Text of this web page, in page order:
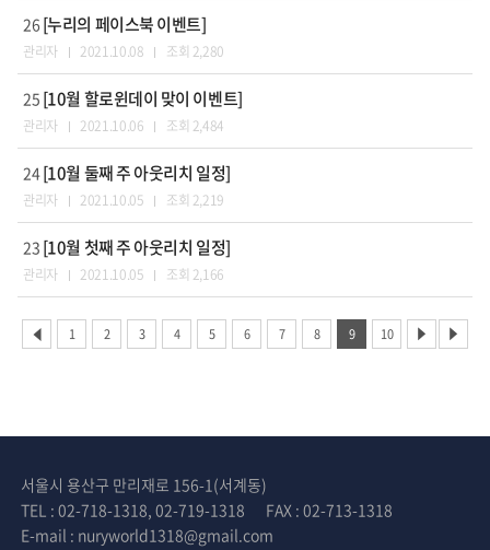
26 [누리의 페이스북 이벤트]
관리자 2021.10.08 조회 2,280
25 [10월 할로윈데이 맞이 이벤트]
관리자 2021.10.06 조회 2,484
24[10월 둘째 주 아웃리치 일정]
관리자 2021.10.05 조회 2,219
23 [10월 첫째 주 아웃리치 일정]
관리자 2021.10.05 조회 2,166
1 2 3 4 5 6 7 8 9 10
서울시 용산구 만리재로 156-1(서계동)
TEL : 02-718-1318, 02-719-1318
FAX : 02-713-1318
E-mail : nuryworld1318@gmail.com